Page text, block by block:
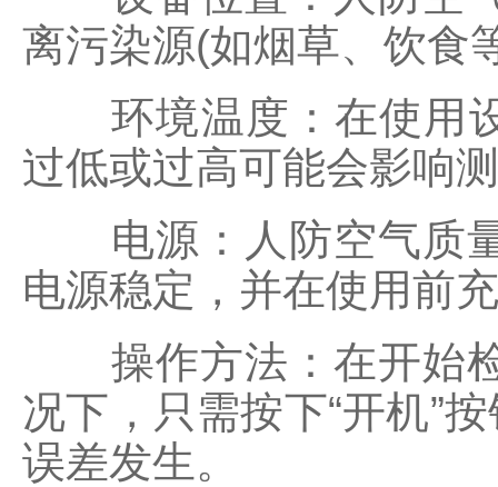
离污染源(如烟草、饮食
环境温度：在使用设
过低或过高可能会影响
电源：人防空气质量
电源稳定，并在使用前
操作方法：在开始检
况下，只需按下“开机”
误差发生。